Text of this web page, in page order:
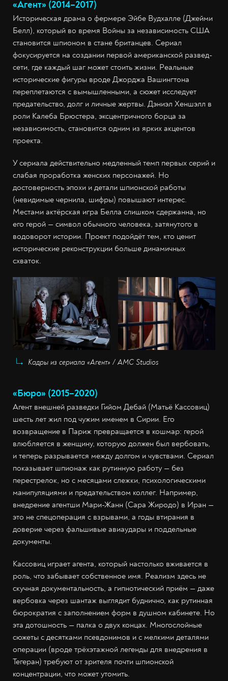
«Агент» (2014–2017)
Историческая драма о фермере Эйбе Вудхалле (Джейми
Белл), который во время Войны за независимость США
становится шпионом в стане британцев. Сериал
фокусируется на создании первой американской развед-
сети, где каждый шаг может стоить жизни. Реальные
исторические фигуры вроде Джорджа Вашингтона
переплетаются с вымышленными, а сюжет исследует
предательство, долг и личные жертвы. Дэниэл Хеншэлл в
роли Калеба Брюстера, эксцентричного борца за
независимость, становится одним из ярких акцентов
проекта.
У сериала действительно медленный темп первых серий и
слабая проработка женских персонажей. Но
достоверность эпохи и детали шпионской работы
(невидимые чернила, шифры) повышают интерес.
Местами актёрская игра Белла слишком сдержанна, но
его герой — символ обычного человека, затянутого в
водоворот истории. Проект подойдёт тем, кто ценит
исторические реконструкции больше динамичных
схваток.
Кадры из сериала «Агент» / AMC Studios
«Бюро» (2015–2020)
Агент внешней разведки Гийом Дебай (Матьё Кассовиц)
шесть лет жил под чужим именем в Сирии. Его
возвращение в Париж превращается в кошмар: герой
влюбляется в женщину, которую должен был вербовать,
и теперь разрывается между долгом и чувствами. Сериал
показывает шпионаж как рутинную работу — без
перестрелок, но с месяцами слежки, психологическими
манипуляциями и предательством коллег. Например,
внедрение агентши Мари-Жанн (Сара Жиродо) в Иран —
это не спецоперация с взрывами, а годы втирания в
доверие через фальшивые авиаудары и поддельные
документы.
Кассовиц играет агента, который настолько вживается в
роль, что забывает собственное имя. Реализм здесь не
скучная документальность, а гипнотический приём — даже
вербовка через шантаж выглядит буднично, как рутинная
бюрократия с заполнением форм в душном кабинете. Но
эта дотошность — палка о двух концах. Многослойные
сюжеты с десятками псевдонимов и с мелкими деталями
операции (вроде трёхэтажной легенды для внедрения в
Тегеран) требуют от зрителя почти шпионской
концентрации, что может утомить.